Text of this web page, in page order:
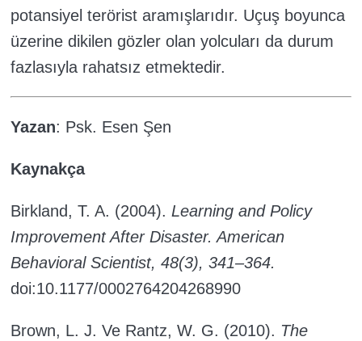
potansiyel terörist aramışlarıdır. Uçuş boyunca
üzerine dikilen gözler olan yolcuları da durum
fazlasıyla rahatsız etmektedir.
Yazan: Psk. Esen Şen
Kaynakça
Birkland, T. A. (2004). Learning and Policy
Improvement After Disaster. American
Behavioral Scientist, 48(3), 341–364.
doi:10.1177/0002764204268990
Brown, L. J. Ve Rantz, W. G. (2010). The